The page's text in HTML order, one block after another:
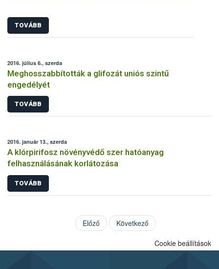
TOVÁBB
2016. július 6., szerda
Meghosszabbították a glifozát uniós szintű
engedélyét
TOVÁBB
2016. január 13., szerda
A klórpirifosz növényvédő szer hatóanyag
felhasználásának korlátozása
TOVÁBB
Előző Következő
Cookie beállítások